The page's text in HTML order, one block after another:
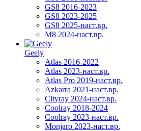
GS8 2016-2023
GS8 2023-2025
GS8 2025-наст.вр.
M8 2024-наст.вр.
Geely
Atlas 2016-2022
Atlas 2023-наст.вр.
Atlas Pro 2019-наст.вр.
Azkarra 2021-наст.вр.
Cityray 2024-наст.вр.
Coolray 2018-2024
Coolray 2023-наст.вр.
Monjaro 2023-наст.вр.